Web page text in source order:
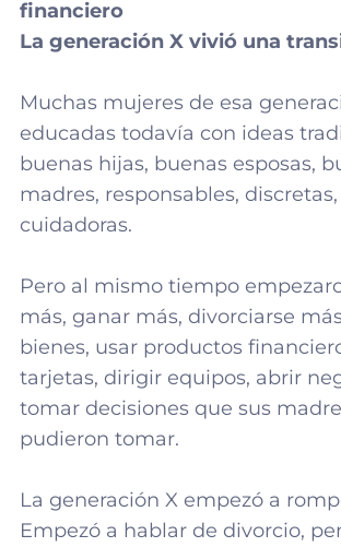
financiero
La generación X vivió una
Muchas mujeres de esa
educadas todavía con ideas
buenas hijas, buenas esposas,
madres, responsables,
cuidadoras.
Pero al mismo tiempo
más, ganar más, divorciarse
bienes, usar productos
tarjetas, dirigir equipos, abrir
tomar decisiones que sus
pudieron tomar.
La generación X empezó a
Empezó a hablar de divorcio,